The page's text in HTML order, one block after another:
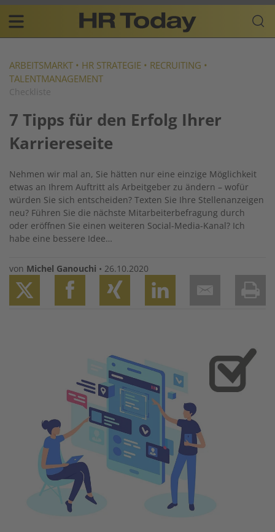
Skip
content
Plattform
für
Resources
navigation
DE
ARBEITSMARKT • HR STRATEGIE • RECRUITING •
TALENTMANAGEMENT
Checkliste
7 Tipps für den Erfolg Ihrer
Karriereseite
Nehmen wir mal an, Sie hätten nur eine einzige Möglichkeit
etwas an Ihrem Auftritt als Arbeitgeber zu ändern – wofür
würden Sie sich entscheiden? Texten Sie Ihre Stellenanzeigen
neu? Führen Sie die nächste Mitarbeiterbefragung durch
oder eröffnen Sie einen weiteren Social-Media-Kanal? Ich
habe eine bessere Idee…
von Michel Ganouchi • 26.10.2020